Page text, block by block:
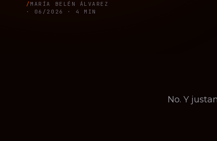
MARÍA BELÉN ÁLVAREZ
· 06/2026 · 4 MIN
No. Y